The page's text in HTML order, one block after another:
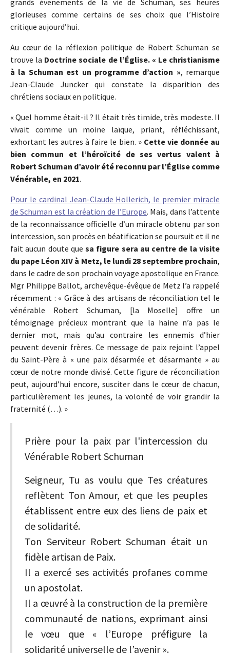
glorieuses comme certains de ses choix que l’Histoire
critique aujourd’hui.
Au cœur de la réflexion politique de Robert Schuman se
trouve la Doctrine sociale de l’Église. « Le christianisme
à la Schuman est un programme d’action », remarque
Jean-Claude Juncker qui constate la disparition des
chrétiens sociaux en politique.
« Quel homme était-il ? Il était très timide, très modeste. Il
vivait comme un moine laïque, priant, réfléchissant,
exhortant les autres à faire le bien. » Cette vie donnée au
bien commun et l’héroïcité de ses vertus valent à
Robert Schuman d’avoir été reconnu par l’Église comme
Vénérable, en 2021.
Pour le cardinal Jean-Claude Hollerich, le premier miracle
de Schuman est la création de l’Europe. Mais, dans l’attente
de la reconnaissance officielle d’un miracle obtenu par son
intercession, son procès en béatification se poursuit et il ne
fait aucun doute quesa figure sera au centre de la visite
du pape Léon XIV à Metz, le lundi 28 septembre prochain,
dans le cadre de son prochain voyage apostolique en France.
Mgr Philippe Ballot, archevêque-évêque de Metz l’a rappelé
récemment : « Grâce à des artisans de réconciliation tel le
vénérable Robert Schuman, [la Moselle] offre un
témoignage précieux montrant que la haine n’a pas le
dernier mot, mais qu’au contraire les ennemis d’hier
peuvent devenir frères. Ce message de paix rejoint l’appel
du Saint-Père à « une paix désarmée et désarmante » au
cœur de notre monde divisé. Cette figure de réconciliation
peut, aujourd’hui encore, susciter dans le cœur de chacun,
particulièrement les jeunes, la volonté de voir grandir la
fraternité (…). »
Prière pour la paix par l'intercession du
Vénérable Robert Schuman
Seigneur, Tu as voulu que Tes créatures
reflètent Ton Amour, et que les peuples
établissent entre eux des liens de paix et
de solidarité.
Ton Serviteur Robert Schuman était un
fidèle artisan de Paix.
Il a exercé ses activités profanes comme
un apostolat.
Il a œuvré à la construction de la première
communauté de nations, exprimant ainsi
le vœu que « l’Europe préfigure la
solidarité universelle de l’avenir ».